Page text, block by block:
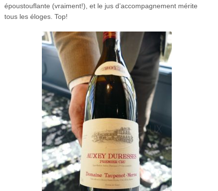
époustouflante (vraiment!), et le jus d’accompagnement mérite
tous les éloges. Top!